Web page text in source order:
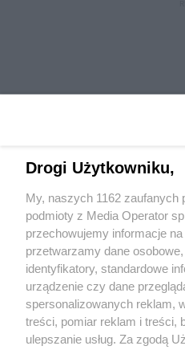
Wydawca mediówlokalnych
Nie zapomnij
zapoznać się z:
polityką prywatności
Twojemiasto
Drogi Użytkowniku,
My, naszych 1162 zaufanych
podmioty z Media Operator
przechowujemy informacje
przetwarzamy dane
identyfikatory, standardowe
urządzenie czy dane
spersonalizowanych reklam,
treści, pomiar reklam i treści,
ulepszanie usług. Za zgodą